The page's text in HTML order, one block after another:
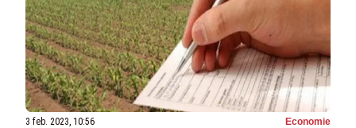
3 feb. 2023, 10:56 Economie